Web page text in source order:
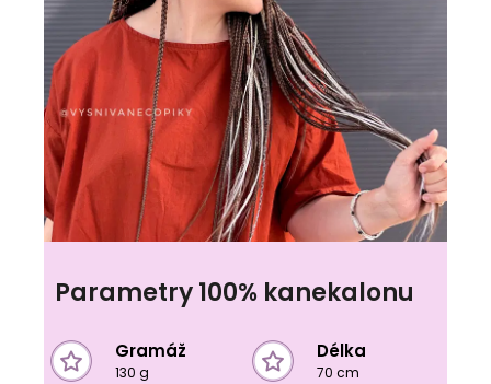
Parametry 100% kanekalonu
Gramáž
130 g
Délka
70 cm